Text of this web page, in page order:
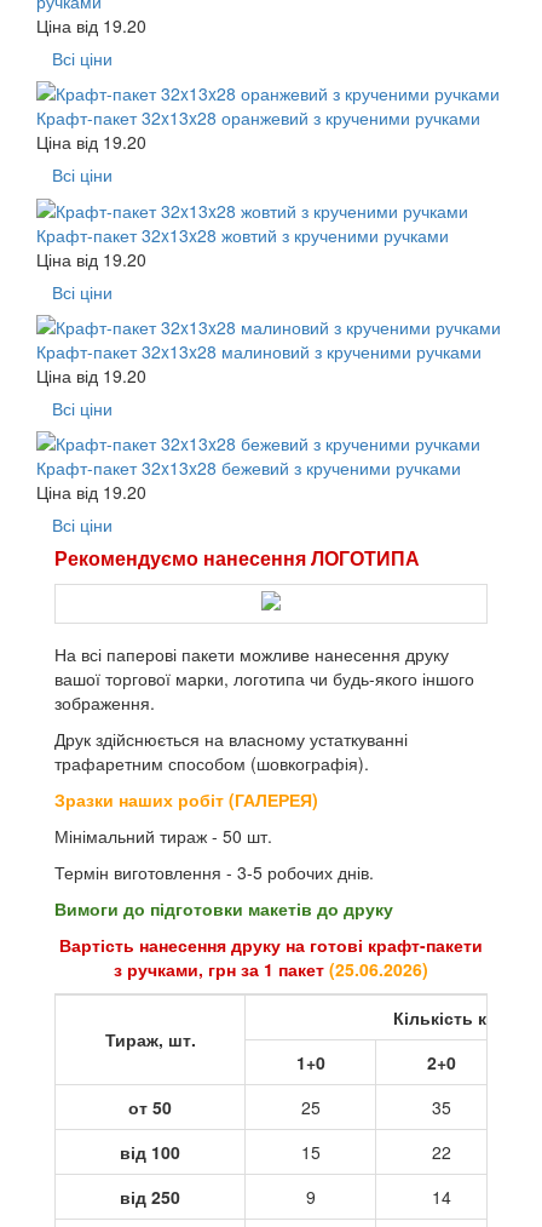
Ціна від 19.20
Всі ціни
Крафт-пакет 32x13x28 оранжевий з крученими ручками
Ціна від 19.20
Всі ціни
Крафт-пакет 32x13x28 жовтий з крученими ручками
Ціна від 19.20
Всі ціни
Крафт-пакет 32x13x28 малиновий з крученими ручками
Ціна від 19.20
Всі ціни
Крафт-пакет 32x13x28 бежевий з крученими ручками
Ціна від 19.20
Всі ціни
Рекомендуємо нанесення ЛОГОТИПА
На всі паперові пакети можливе нанесення друку
вашої торгової марки, логотипа чи будь-якого іншого
зображення.
Друк здійснюється на власному устаткуванні
трафаретним способом (шовкографія).
Зразки наших робіт (ГАЛЕРЕЯ)
Мінімальний тираж - 50 шт.
Термін виготовлення - 3-5 робочих днів.
Вимоги до підготовки макетів до друку
Вартість нанесення друку на готові крафт-пакети
з ручками, грн за 1 пакет (25.06.2026)
Тираж, шт.
Кількість
1+0
2+0
от 50
25
35
від 100
15
22
від 250
9
14